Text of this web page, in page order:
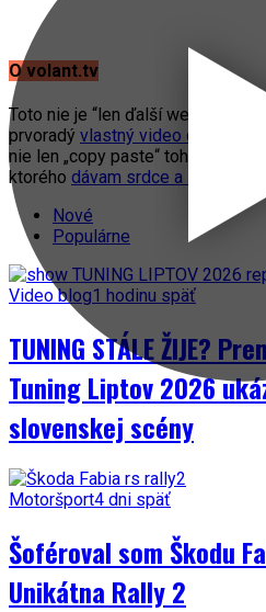
O volant.tv
Toto nie je “len ďalší web o
prvoradý vlastný video obsah
s
nie len „copy paste“ toho, čo
ktorého dávam srdce a svoje
Nové
Populárne
Video blog1 hodinu späť
TUNING STÁLE ŽIJE?
Tuning Liptov 2026
slovenskej scény
Motoršport4 dni späť
Šoféroval som Škodu
Unikátna Rally 2